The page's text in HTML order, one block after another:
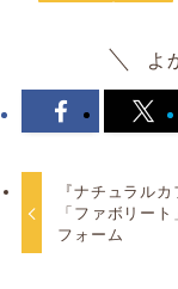
よ
『ナチュラルカ
「ファボリート
フォーム